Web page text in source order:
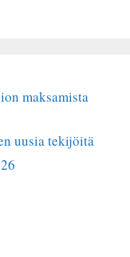
maksamista
uusia tekijöitä